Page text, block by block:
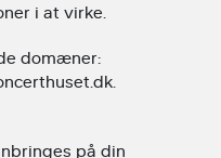
i at virke.
domæner:
på din